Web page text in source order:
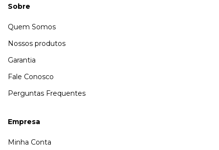
Sobre
Quem Somos
Nossos produtos
Garantia
Fale Conosco
Perguntas Frequentes
Empresa
Minha Conta